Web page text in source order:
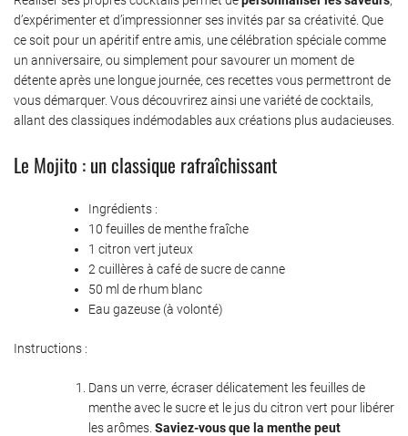
d’expérimenter et d’impressionner ses invités par sa créativité. Que
ce soit pour un apéritif entre amis, une célébration spéciale comme
un anniversaire, ou simplement pour savourer un moment de
détente après une longue journée, ces recettes vous permettront de
vous démarquer. Vous découvrirez ainsi une variété de cocktails,
allant des classiques indémodables aux créations plus audacieuses.
Le Mojito : un classique rafraîchissant
Ingrédients :
10 feuilles de menthe fraîche
1 citron vert juteux
2 cuillères à café de sucre de canne
50 ml de rhum blanc
Eau gazeuse (à volonté)
Instructions :
Dans un verre, écraser délicatement les feuilles de
menthe avec le sucre et le jus du citron vert pour libérer
les arômes. Saviez-vous que la menthe peut